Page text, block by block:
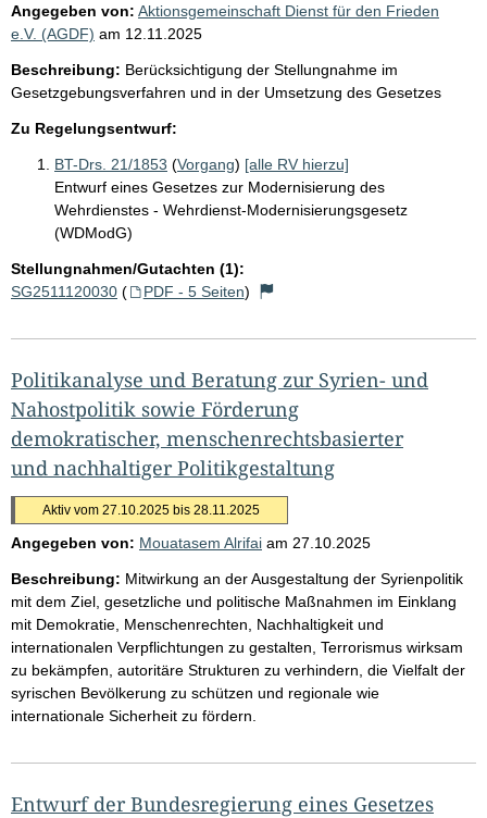
Angegeben von: Aktionsgemeinschaft Dienst für den Frieden
e.V. (AGDF) am 12.11.2025
Beschreibung: Berücksichtigung der Stellungnahme im
Gesetzgebungsverfahren und in der Umsetzung des Gesetzes
Zu Regelungsentwurf:
BT-Drs. 21/1853 (Vorgang) [alle RV hierzu]
Entwurf eines Gesetzes zur Modernisierung des
Wehrdienstes - Wehrdienst-Modernisierungsgesetz
(WDModG)
Stellungnahmen/Gutachten (1):
SG2511120030 ( PDF - 5 Seiten)
Politikanalyse und Beratung zur Syrien- und
Nahostpolitik sowie Förderung
demokratischer, menschenrechtsbasierter
und nachhaltiger Politikgestaltung
Aktiv vom 27.10.2025 bis 28.11.2025
Angegeben von: Mouatasem Alrifai am 27.10.2025
Beschreibung: Mitwirkung an der Ausgestaltung der Syrienpolitik
mit dem Ziel, gesetzliche und politische Maßnahmen im Einklang
mit Demokratie, Menschenrechten, Nachhaltigkeit und
internationalen Verpflichtungen zu gestalten, Terrorismus wirksam
zu bekämpfen, autoritäre Strukturen zu verhindern, die Vielfalt der
syrischen Bevölkerung zu schützen und regionale wie
internationale Sicherheit zu fördern.
Entwurf der Bundesregierung eines Gesetzes